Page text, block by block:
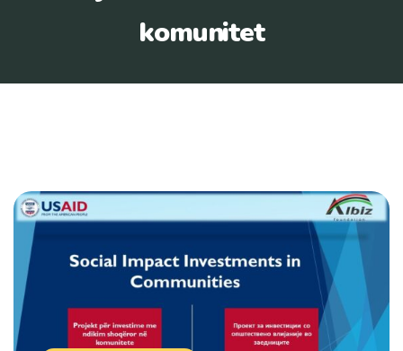
komunitet